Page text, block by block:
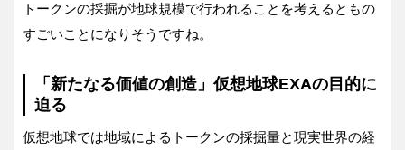
トークンの採掘が地球規模で行われることを考えるともの
すごいことになりそうですね。
「新たなる価値の創造」仮想地球EXAの目的に
迫る
仮想地球では地域によるトークンの採掘量と現実世界の経